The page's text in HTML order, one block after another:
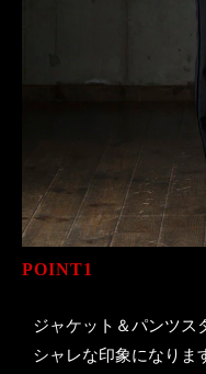
POINT1
ジャケット＆パンツス
シャレな印象になりま